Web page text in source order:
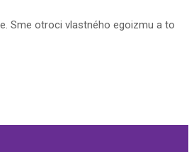
Sme otroci vlastného egoizmu a to